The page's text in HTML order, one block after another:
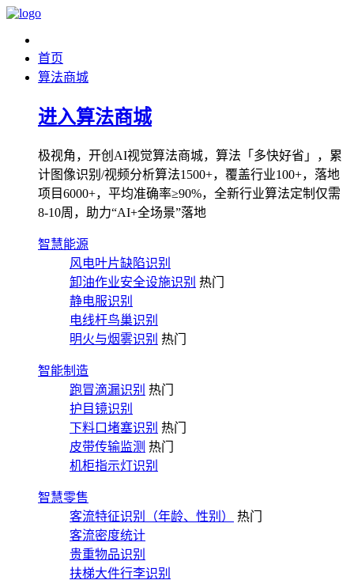
首页
算法商城
进入算法商城
极视角，开创AI视觉算法商城，算法「多快好省」，累
计图像识别/视频分析算法1500+，覆盖行业100+，落地
项目6000+，平均准确率≥90%，全新行业算法定制仅需
8-10周，助力“AI+全场景”落地
智慧能源
风电叶片缺陷识别
卸油作业安全设施识别 热门
静电服识别
电线杆鸟巢识别
明火与烟雾识别 热门
智能制造
跑冒滴漏识别 热门
护目镜识别
下料口堵塞识别 热门
皮带传输监测 热门
机柜指示灯识别
智慧零售
客流特征识别（年龄、性别）
热门
客流密度统计
贵重物品识别
扶梯大件行李识别